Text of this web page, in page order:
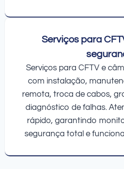
Serviços para
Serviços para CFTV e
com instalação,
remota, troca de cabos,
diagnóstico de falhas.
rápido, garantindo
segurança total e